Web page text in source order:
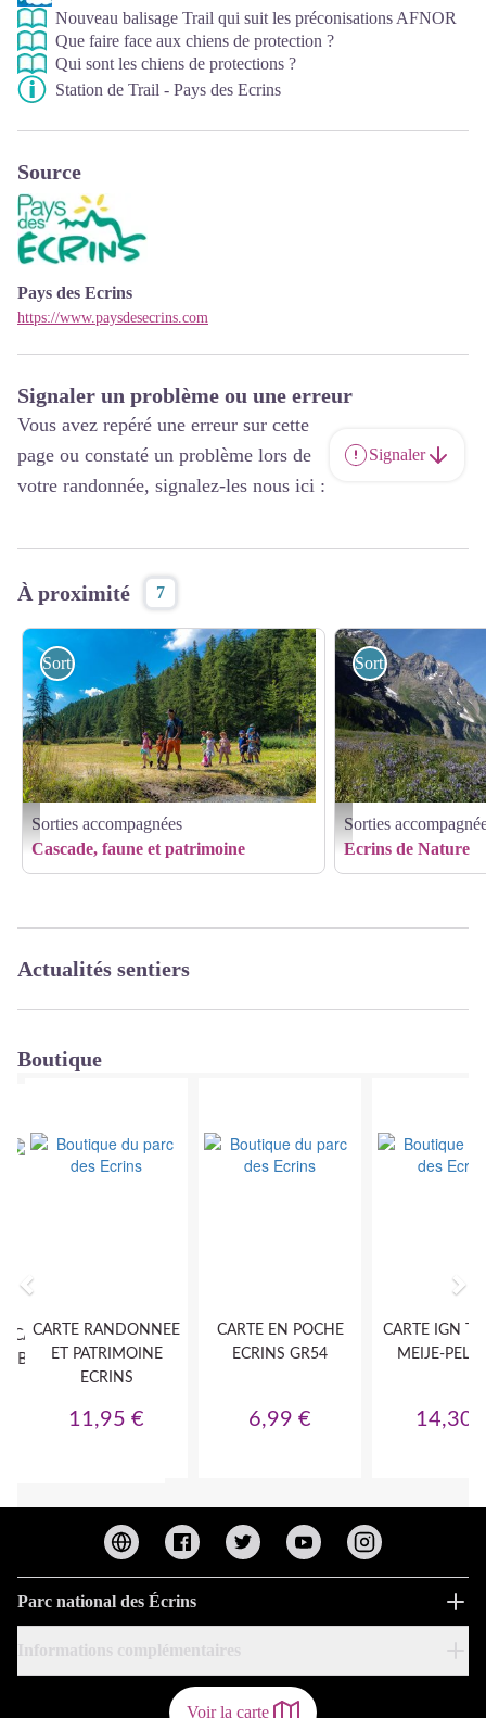
Voir la carte
Nouveau balisage Trail qui suit les préconisations AFNOR
Que faire face aux chiens de protection ?
Qui sont les chiens de protections ?
Station de Trail - Pays des Ecrins
Source
Pays des Ecrins
https://www.paysdesecrins.com
Signaler un problème ou une erreur
Vous avez repéré une erreur sur cette
page ou constaté un problème lors de
votre randonnée, signalez-les nous ici :
Signaler
À proximité 7
© Bertrand Bodin
Sorties accompagnées
Sorties accompagnées
Cascade, faune et patrimoine
Blandine Delenatte - PNE
Sorties
Sorties
Ecrins de Nature
Actualités sentiers
Boutique
Parc national des Écrins
Informations complémentaires